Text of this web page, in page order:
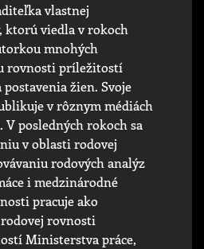
vlastnej
viedla v rokoch
mnohých
rovnosti príležitostí
žien. Svoje
v rôznym médiách
V posledných rokoch sa
v oblasti rodovej
rodových analýz
i medzinárodné
pracuje ako
rovnosti
Ministerstva práce,